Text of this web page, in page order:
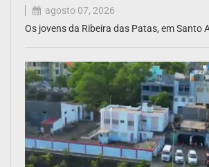
agosto 07, 2026
Os jovens da Ribeira das Patas, em Santo